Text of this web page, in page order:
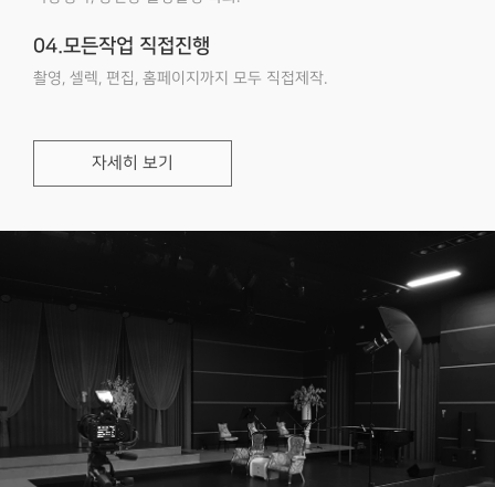
04.모든작업 직접진행
촬영, 셀렉, 편집, 홈페이지까지 모두 직접제작.
자세히 보기